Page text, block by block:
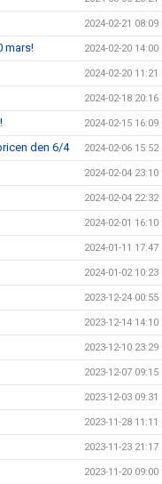
2024-02-21 08:09
mars! 2024-02-20 14:00
2024-02-20 11:21
2024-02-18 20:16
2024-02-15 16:09
den 6/4 2024-02-06 15:52
2024-02-04 23:10
2024-02-04 22:32
2024-02-01 16:10
2024-01-11 17:47
2024-01-02 10:23
2023-12-24 00:55
2023-12-14 14:10
2023-12-10 23:29
2023-12-07 09:15
2023-12-03 09:31
2023-11-28 11:11
2023-11-23 21:17
2023-11-20 09:00